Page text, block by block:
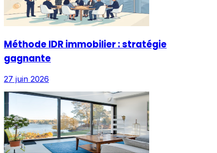
Méthode IDR immobilier : stratégie
gagnante
27 juin 2026